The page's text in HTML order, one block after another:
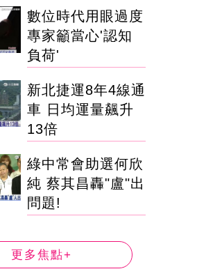
數位時代用眼過度
專家籲當心'認知
負荷'
新北捷運8年4線通
車 日均運量飆升
13倍
綠中常會助選何欣
純 蔡其昌轟"盧"出
問題!
更多焦點+